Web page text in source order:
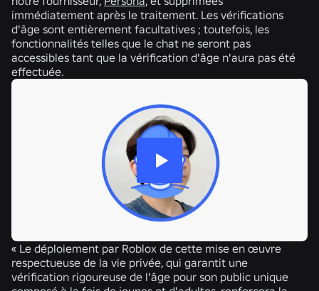
immédiatement après le traitement. Les vérifications
d'âge sont entièrement facultatives ; toutefois, les
fonctionnalités telles que le chat ne seront pas
accessibles tant que la vérification d'âge n'aura pas été
effectuée.
« Le déploiement par Roblox de cette mise en œuvre
respectueuse de la vie privée, qui garantit une
vérification rigoureuse de l'âge pour son public unique